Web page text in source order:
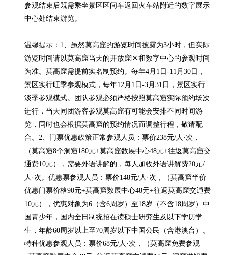
参观结束后既需乘坐景区区间车返回火车站附近的数字展示
中心处结束游览。
温馨提示：1、虽然莫高窟的游览时间披露为3小时，但实际
游览时间请以莫高窟当天的开放窟区和数字中心的参观时间
为准。莫高窟需提前实名制预约。每年4月1日-11月30日，
景区实行旺季参观模式，每年12月1日-3月31日，景区实行
淡季参观模式。团队参观必须严格按照莫高窟实际预约场次
进行，当天同团游客参观莫高窟有可能会安排不同时间游
览，同时也会根据莫高窟的预约情况而调整行程，敬请配
合。2、门票优惠政策正常参观人员：票价238元/人·次，
（莫高窟8个洞窟180元+莫高窟数展中心48元+往返莫高窟交
通费10元），需要外语讲解的，每人加收外语讲解费20元/
人·次。优惠票参观人员：票价148元/人·次，（莫高窟半价
优惠门票价格90元+莫高窟数展中心48元+往返莫高窟交通费
10元），优惠对象为6（含6周岁）至18岁（不含18周岁）中
国青少年，国内全日制统招在读硕士研究生及以下学历学
生，年龄60周岁以上至70周岁以下中国公民（含港澳台）。
特种优惠参观人员：票价68元/人·次，（莫高窟免费参观